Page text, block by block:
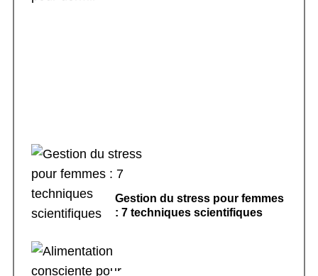
Gestion du stress pour femmes
: 7 techniques scientifiques